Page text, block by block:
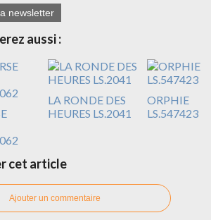
newsletter
aussi :
LA RONDE DES
HEURES LS.2041
ORPHIE
LS.547423
cet article
Ajouter un commentaire